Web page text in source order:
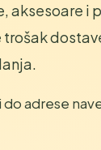
aksesoare i
do adrese